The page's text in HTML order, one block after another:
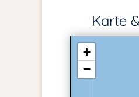
Karte
+
−